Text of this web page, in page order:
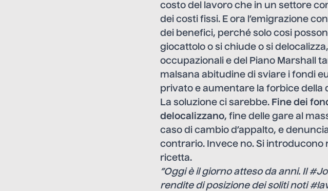
costo del lavoro che in un settore
dei costi fissi. E ora l’emigrazione
dei benefici, perché solo cosi
giocattolo o si chiude o si
occupazionali e del Piano Marshall
malsana abitudine di sviare i fondi
privato e aumentare la forbice della
La soluzione ci sarebbe. Fine dei
delocalizzano, fine delle gare al
caso di cambio d’appalto, e
contrario. Invece no. Si introducono
ricetta.
“Oggi è il giorno atteso da anni. Il
rendite di posizione dei soliti noti